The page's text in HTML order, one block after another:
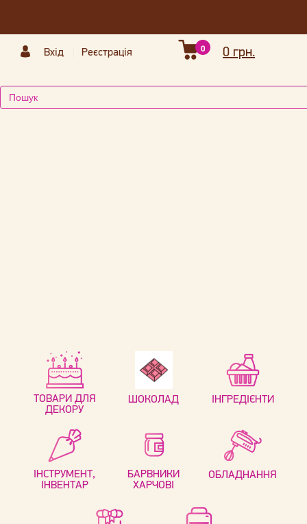
Вхід Реєстрація 0 грн.
0
ТОВАРИ ДЛЯ
ДЕКОРУ
ШОКОЛАД ІНГРЕДІЄНТИ
ІНСТРУМЕНТ,
ІНВЕНТАР
БАРВНИКИ
ХАРЧОВІ
ОБЛАДНАННЯ